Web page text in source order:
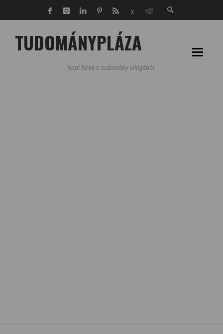
TUDOMÁNYPLÁZA
Napi hírek a tudomány világából.